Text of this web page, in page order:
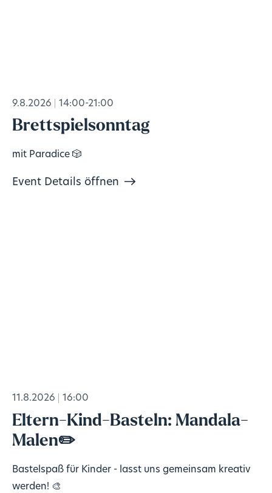
9.8.2026 14:00-21:00
Brettspielsonntag
mit Paradice 🎲
Event Details öffnen
11.8.2026 16:00
Eltern-Kind-Basteln: Mandala-
Malen✏️
Bastelspaß für Kinder - lasst uns gemeinsam kreativ
werden! 🎨